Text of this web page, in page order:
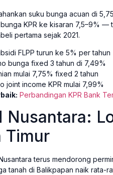
suku bunga acuan di
KPR ke kisaran 7,5–9% —
pertama sejak 2021.
FLPP turun ke 5% per tahun
bunga fixed 3 tahun di 7,49%
mulai 7,75% fixed 2 tahun
joint income KPR mulai 7,99%
Perbandingan KPR Bank
Nusantara:
Timur
terus mendorong
tanah di Balikpapan naik rata-